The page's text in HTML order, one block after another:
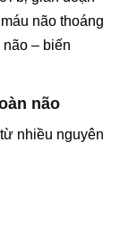
não thoáng
não – biến
não
nhiều nguyên